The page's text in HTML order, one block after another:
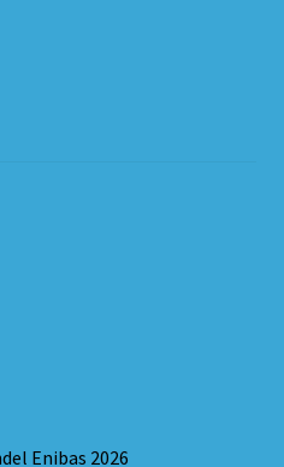
Enibas 2026